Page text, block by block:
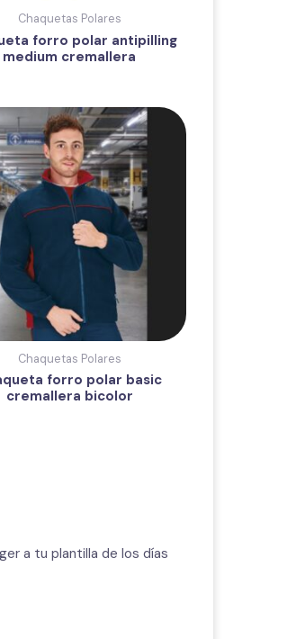
Chaquetas Polares
forro polar antipilling
medium cremallera
Chaquetas Polares
forro polar basic
cremallera bicolor
a tu plantilla de los días